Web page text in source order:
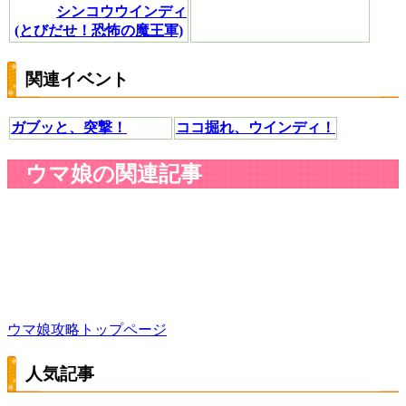
シンコウウインディ
(とびだせ！恐怖の魔王軍)
関連イベント
ガブッと、突撃！ ココ掘れ、ウインディ！
ウマ娘の関連記事
ウマ娘攻略トップページ
人気記事